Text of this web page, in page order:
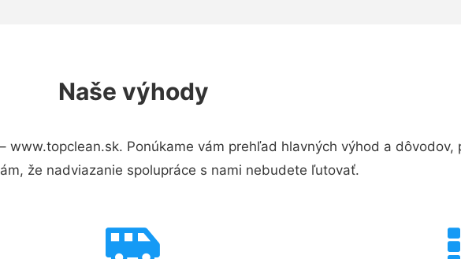
Naše výhody
Ponúkame vám prehľad hlavných výhod a dôvodov,
že nadviazanie spolupráce s nami nebudete ľutovať.